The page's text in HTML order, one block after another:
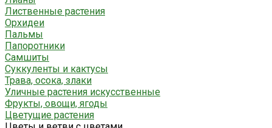
Лиственные растения
Орхидеи
Пальмы
Папоротники
Самшиты
Суккуленты и кактусы
Трава, осока, злаки
Уличные растения искусственные
Фрукты, овощи, ягоды
Цветущие растения